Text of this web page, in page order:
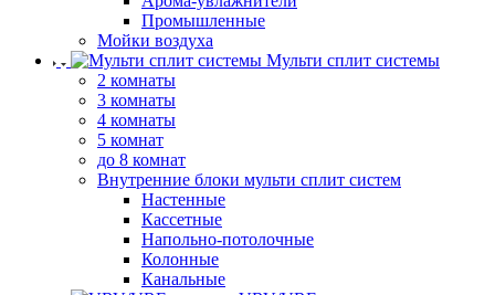
Промышленные
Мойки воздуха
Мульти сплит системы
2 комнаты
3 комнаты
4 комнаты
5 комнат
до 8 комнат
Внутренние блоки мульти сплит систем
Настенные
Кассетные
Напольно-потолочные
Колонные
Канальные